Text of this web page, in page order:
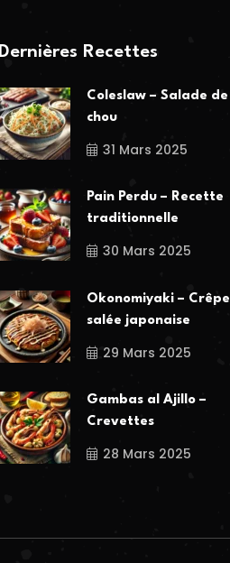
Dernières Recettes
Coleslaw – Salade de
chou
31 Mars 2025
Pain Perdu – Recette
traditionnelle
30 Mars 2025
Okonomiyaki – Crêpe
salée japonaise
29 Mars 2025
Gambas al Ajillo –
Crevettes
28 Mars 2025